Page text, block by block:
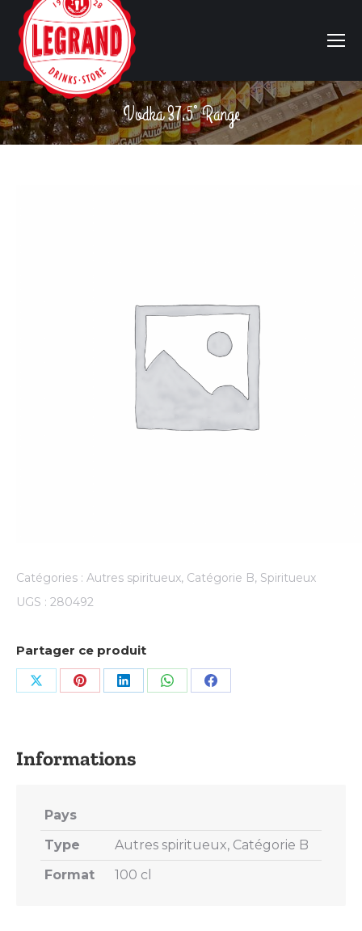
Vodka 37,5° Range
Vous êtes ici :
Catégories : Autres spiritueux, Catégorie B, Spiritueux
UGS : 280492
Partager ce produit
Share Share Share Share Share
Pays
Type
Autres spiritueux, Catégorie B
Format
100 cl